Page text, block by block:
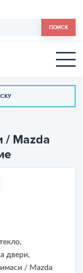
ПОИСК
Mazda
двери,
/ Mazda